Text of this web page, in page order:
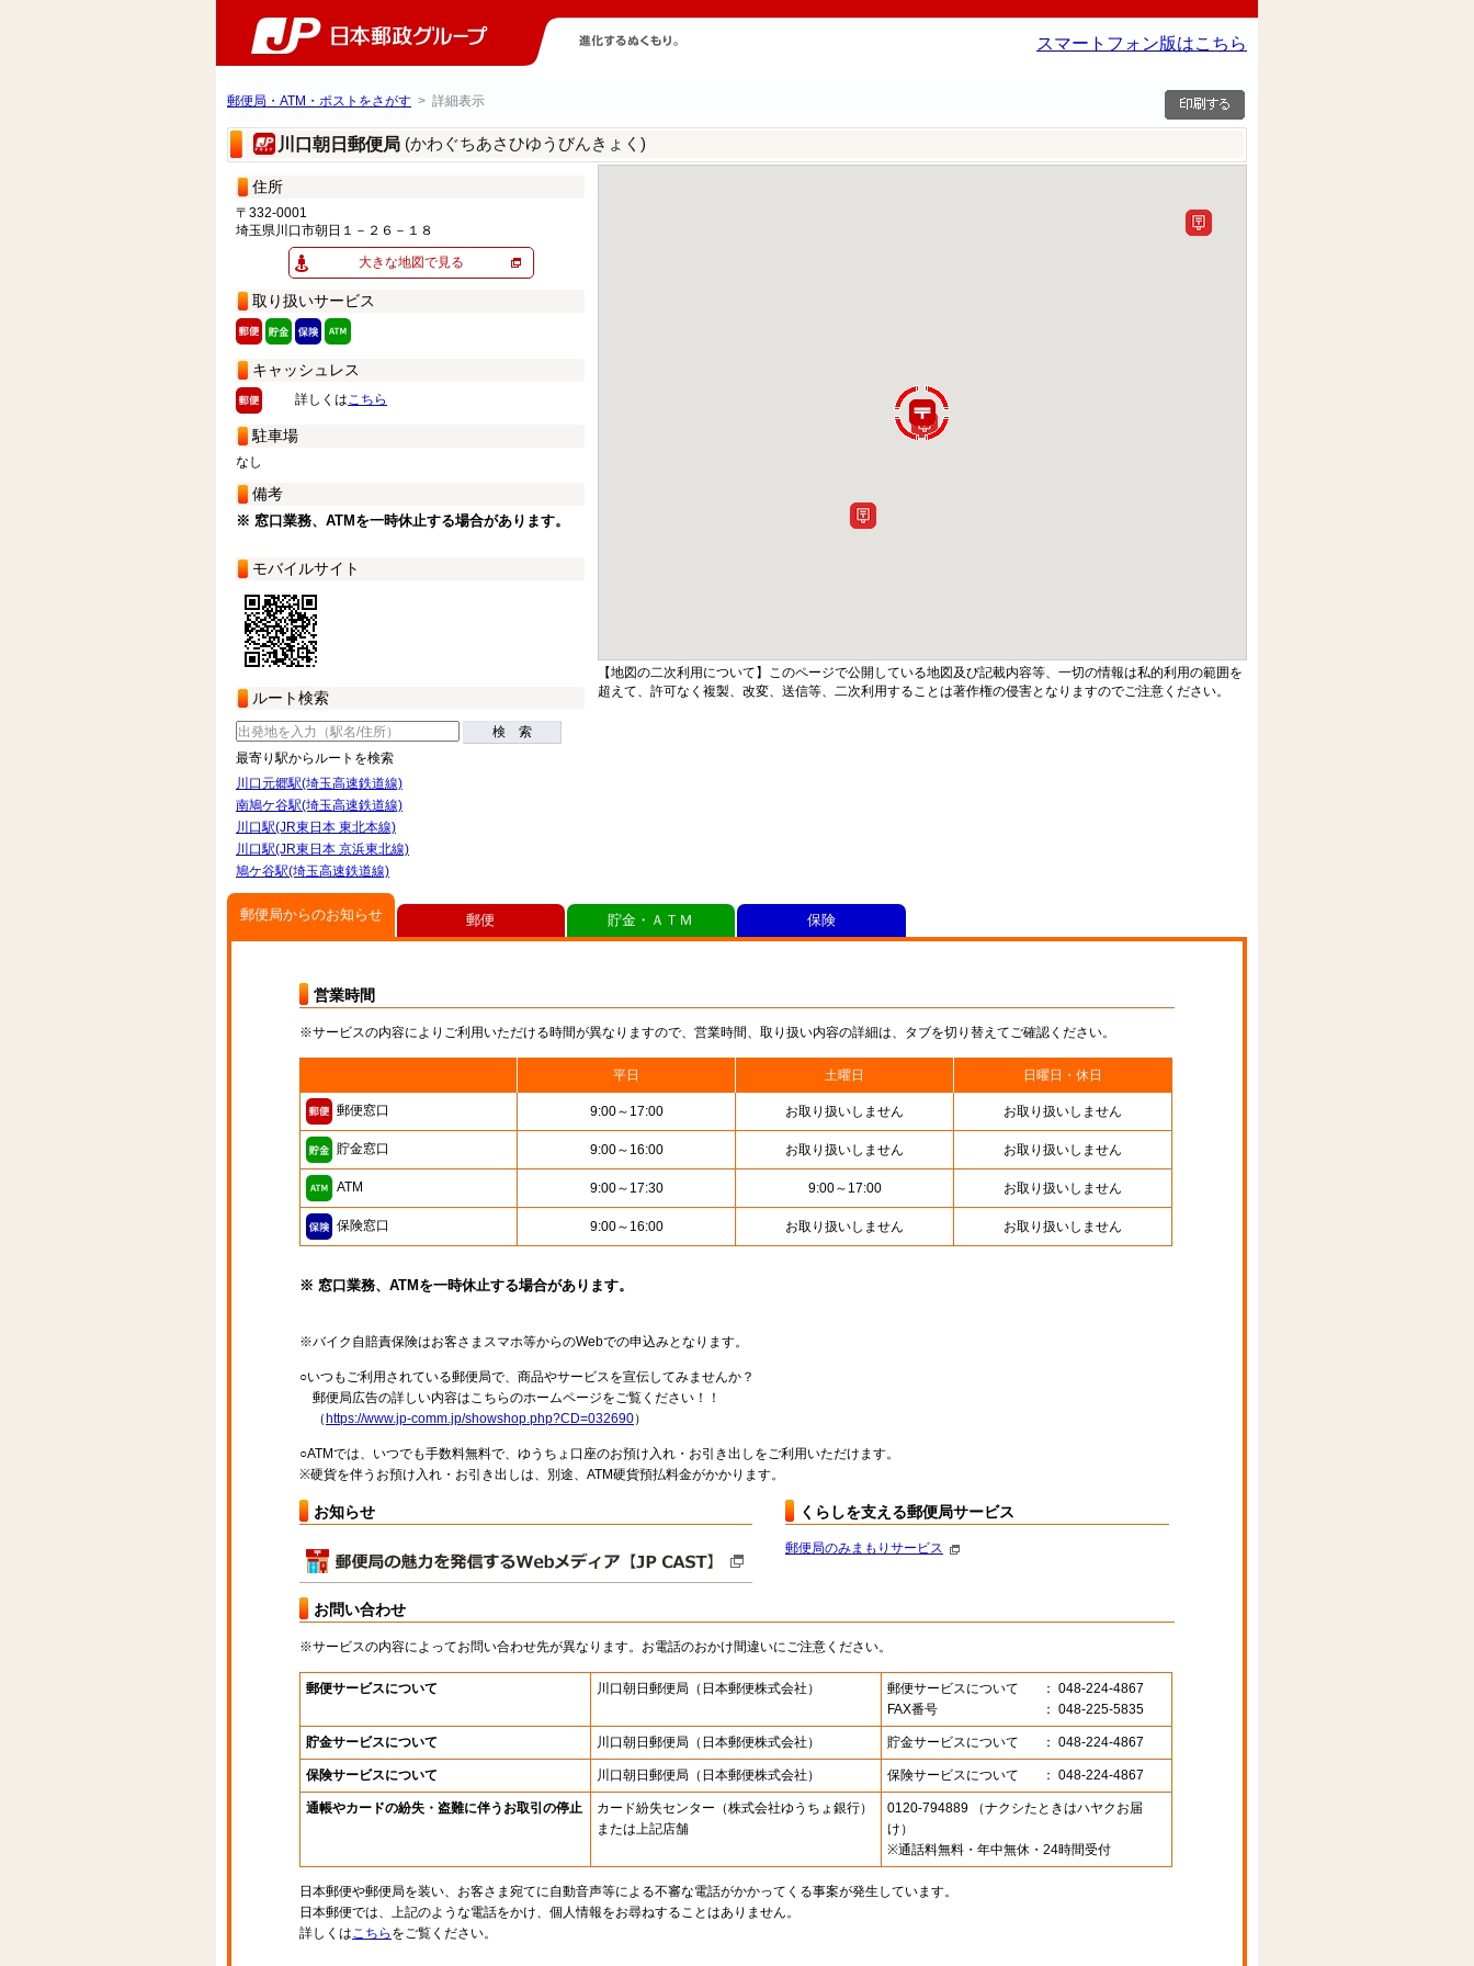
スマートフォン版はこちら
郵便局・ATM・ポストをさがす > 詳細表示
川口朝日郵便局 (かわぐちあさひゆうびんきょく)
住所
〒332-0001
埼玉県川口市朝日１－２６－１８
大きな地図で見る
取り扱いサービス
キャッシュレス
詳しくはこちら
駐車場
なし
備考
※ 窓口業務、ATMを一時休止する場合があります。
モバイルサイト
ルート検索
検 索
最寄り駅からルートを検索
川口元郷駅(埼玉高速鉄道線)
南鳩ケ谷駅(埼玉高速鉄道線)
川口駅(JR東日本 東北本線)
川口駅(JR東日本 京浜東北線)
鳩ケ谷駅(埼玉高速鉄道線)
【地図の二次利用について】このページで公開している地図及び記載内容等、一切の情報は私的利用の範囲を
超えて、許可なく複製、改変、送信等、二次利用することは著作権の侵害となりますのでご注意ください。
郵便局からのお知らせ
営業時間
※サービスの内容によりご利用いただける時間が異なりますので、営業時間、取り扱い内容の詳細は、タブを切り替えてご確認ください。
平日 土曜日 日曜日・休日
郵便窓口 9:00～17:00 お取り扱いしません お取り扱いしません
貯金窓口 9:00～16:00 お取り扱いしません お取り扱いしません
ATM 9:00～17:30 9:00～17:00 お取り扱いしません
保険窓口 9:00～16:00 お取り扱いしません お取り扱いしません
※ 窓口業務、ATMを一時休止する場合があります。
※バイク自賠責保険はお客さまスマホ等からのWebでの申込みとなります。
○いつもご利用されている郵便局で、商品やサービスを宣伝してみませんか？
郵便局広告の詳しい内容はこちらのホームページをご覧ください！！
（ https://www.jp-comm.jp/showshop.php?CD=032690）
○ATMでは、いつでも手数料無料で、ゆうちょ口座のお預け入れ・お引き出しをご利用いただけます。
※硬貨を伴うお預け入れ・お引き出しは、別途、ATM硬貨預払料金がかかります。
お知らせ くらしを支える郵便局サービス
郵便局のみまもりサービス
お問い合わせ
※サービスの内容によってお問い合わせ先が異なります。お電話のおかけ間違いにご注意ください。
郵便サービスについて 川口朝日郵便局 （日本郵便株式会社） 郵便サービスについて
： 048-224-4867
FAX番号
： 048-225-5835
貯金サービスについて 川口朝日郵便局 （日本郵便株式会社） 貯金サービスについて ： 048-224-4867
保険サービスについて 川口朝日郵便局 （日本郵便株式会社） 保険サービスについて ： 048-224-4867
通帳やカードの紛失・盗難に伴うお取引の停止 カード紛失センター （株式会社ゆうちょ銀行）
または上記店舗
0120-794889 （ナクシたときはハヤクお届
け）
※通話料無料・年中無休・24時間受付
日本郵便や郵便局を装い、お客さま宛てに自動音声等による不審な電話がかかってくる事案が発生しています。
日本郵便では、上記のような電話をかけ、個人情報をお尋ねすることはありません。
詳しくはこちら をご覧ください。
郵便 貯金・ＡＴＭ 保険